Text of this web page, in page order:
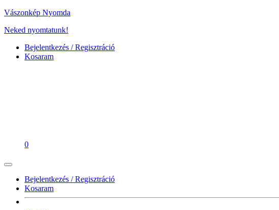
Vászonkép Nyomda
Neked nyomtatunk!
Bejelentkezés / Regisztráció
Kosaram
0
Bejelentkezés / Regisztráció
Kosaram